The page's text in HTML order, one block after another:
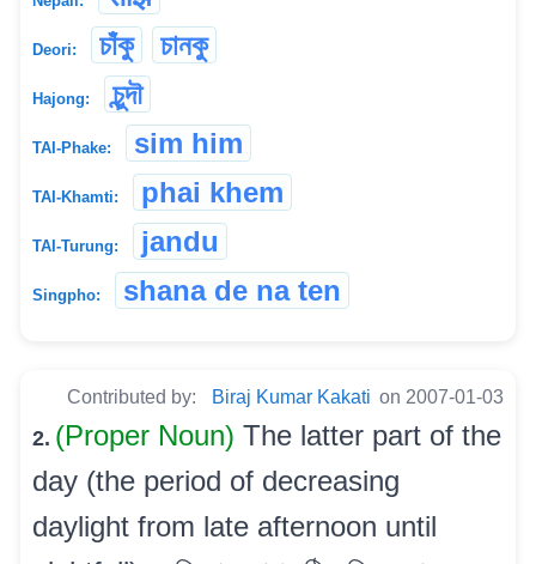
Deori: চাঁকু চানকু
Hajong: চুন্দৗ
TAI-Phake: sim him
TAI-Khamti: phai khem
TAI-Turung: jandu
Singpho: shana de na ten
Contributed by: Biraj Kumar Kakati on 2007-01-03
2. (Proper Noun) The latter part of the
day (the period of decreasing
daylight from late afternoon until